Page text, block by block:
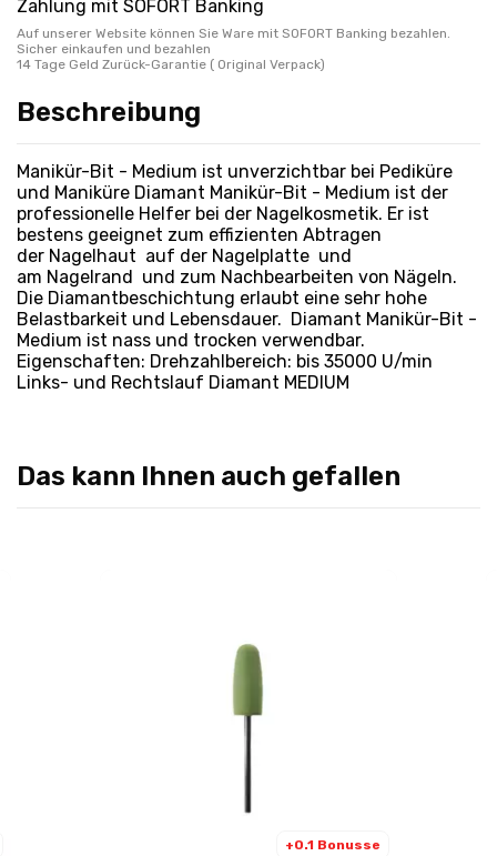
Zahlung mit SOFORT Banking
Auf unserer Website können Sie Ware mit SOFORT Banking bezahlen.
Sicher einkaufen und bezahlen
14 Tage Geld Zurück-Garantie ( Original Verpack)
Beschreibung
Manikür-Bit - Medium ist unverzichtbar bei Pediküre
und Maniküre Diamant Manikür-Bit - Medium ist der
professionelle Helfer bei der Nagelkosmetik. Er ist
bestens geeignet zum effizienten Abtragen
der Nagelhaut auf der Nagelplatte und
am Nagelrand und zum Nachbearbeiten von Nägeln.
Die Diamantbeschichtung erlaubt eine sehr hohe
Belastbarkeit und Lebensdauer. Diamant Manikür-Bit -
Medium ist nass und trocken verwendbar.
Eigenschaften: Drehzahlbereich: bis 35000 U/min
Links- und Rechtslauf Diamant MEDIUM
Das kann Ihnen auch gefallen
+0.1 Bonusse